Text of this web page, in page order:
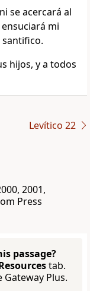
se acercará al
mi
santifico.
hijos, y a todos
Levítico 22
2001,
Press
passage?
tab.
Gateway Plus.